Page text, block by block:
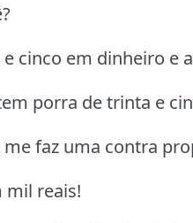
cinco em dinheiro e
porra de trinta e
me faz uma contra
mil reais!